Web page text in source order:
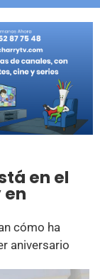
en el
cómo ha
aniversario